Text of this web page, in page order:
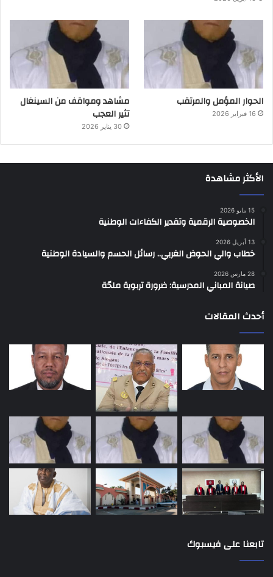
الحوار المؤمل والمرتقب
16 فبراير 2026
مشاهد ومواقف من السينغال
تثير العجب
30 يناير 2026
الأكثر مشاهدة
15 مايو 2026
الخصوصية الرقمية وتقدير الكفاءات الوطنية
13 أبريل 2026
خطاب والي الحوض الغربي.. رسائل الحسم والسيادة الوطنية
28 مارس 2026
صيانة المباني المدرسية: ضرورة تربوية ملحّة
أحدث المقالات
تابعنا على فيسبوك